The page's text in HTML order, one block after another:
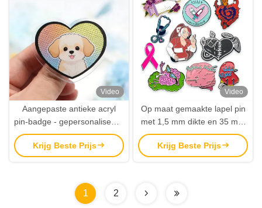
Video
Aangepaste antieke acryl
pin-badge - gepersonaliseerd
cartoon anime-logo voor
hoed, kleding en broche
Krijg Beste Prijs
Video
Op maat gemaakte lapel pin
met 1,5 mm dikte en 35 mm
grootte gemaakt in 5-7
werkdagen
Krijg Beste Prijs
1 2